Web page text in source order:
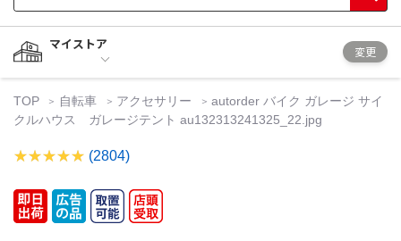
マイストア
変更
TOP 自転車 アクセサリー
autorder バイク ガレージ サイ
クルハウス ガレージテント au132313241325_22.jpg
(2804)